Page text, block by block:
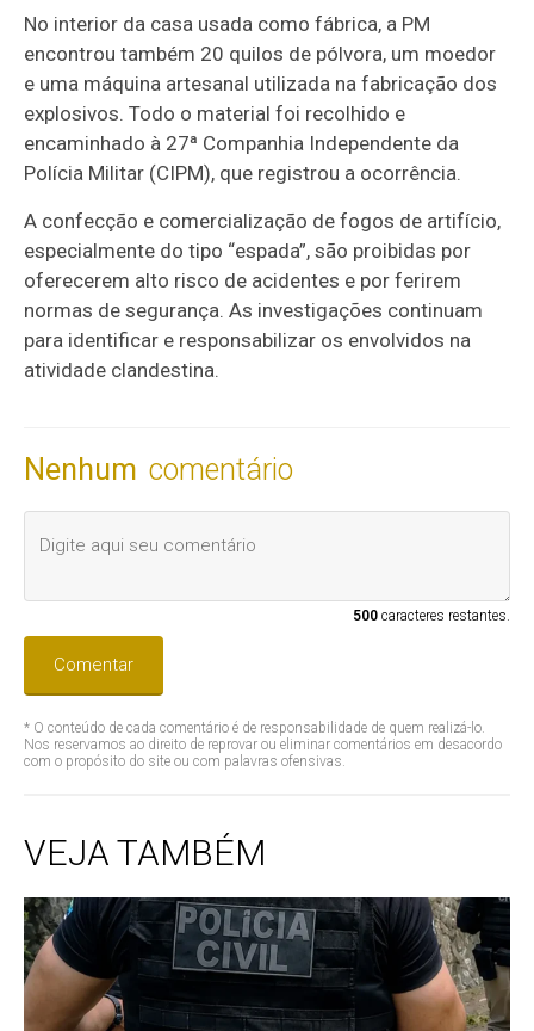
No interior da casa usada como fábrica, a PM
encontrou também 20 quilos de pólvora, um moedor
e uma máquina artesanal utilizada na fabricação dos
explosivos. Todo o material foi recolhido e
encaminhado à 27ª Companhia Independente da
Polícia Militar (CIPM), que registrou a ocorrência.
A confecção e comercialização de fogos de artifício,
especialmente do tipo “espada”, são proibidas por
oferecerem alto risco de acidentes e por ferirem
normas de segurança. As investigações continuam
para identificar e responsabilizar os envolvidos na
atividade clandestina.
Nenhum comentário
500caracteres restantes.
Comentar
* O conteúdo de cada comentário é de responsabilidade de quem realizá-lo.
Nos reservamos ao direito de reprovar ou eliminar comentários em desacordo
com o propósito do site ou com palavras ofensivas.
VEJA TAMBÉM